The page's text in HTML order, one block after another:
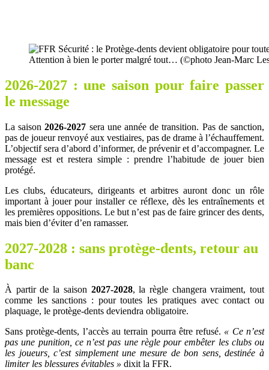
Attention à bien le porter malgré tout… (©photo Jean-Marc
2026-2027 : une saison pour faire passer
le message
La saison2026-2027 sera une année de transition. Pas de sanction,
pas de joueur renvoyé aux vestiaires, pas de drame à l’échauffement.
L’objectif sera d’abord d’informer, de prévenir et d’accompagner. Le
message est et restera simple : prendre l’habitude de jouer bien
protégé.
Les clubs, éducateurs, dirigeants et arbitres auront donc un rôle
important à jouer pour installer ce réflexe, dès les entraînements et
les premières oppositions. Le but n’est pas de faire grincer des dents,
mais bien d’éviter d’en ramasser.
2027-2028 : sans protège-dents, retour au
banc
À partir de la saison 2027-2028, la règle changera vraiment, tout
comme les sanctions : pour toutes les pratiques avec contact ou
plaquage, le protège-dents deviendra obligatoire.
Sans protège-dents, l’accès au terrain pourra être refusé. « Ce n’est
pas une punition, ce n’est pas une règle pour embêter les clubs ou
les joueurs, c’est simplement une mesure de bon sens, destinée à
limiter les blessures évitables » dixit la FFR.